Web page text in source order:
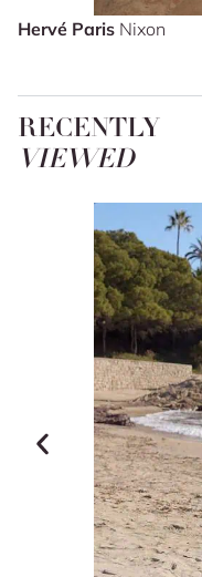
Hervé Paris Nixon
RECENTLY
VIEWED